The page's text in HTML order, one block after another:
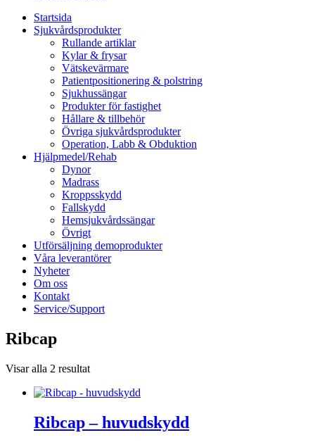
Startsida
Sjukvårdsprodukter
Rullande artiklar
Kylar & frysar
Vätskevärmare
Patientpositionering & polstring
Sjukhussängar
Produkter för fastighet
Hållare & tillbehör
Övriga sjukvårdsprodukter
Operation, Labb & Obduktion
Hjälpmedel/Rehab
Dynor
Madrass
Kroppsskydd
Fallskydd
Hemsjukvårdssängar
Övrigt
Utförsäljning demoprodukter
Våra leverantörer
Nyheter
Om oss
Kontakt
Service/Support
Ribcap
Visar alla 2 resultat
Ribcap – huvudskydd